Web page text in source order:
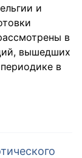
и
в
вышедших
в